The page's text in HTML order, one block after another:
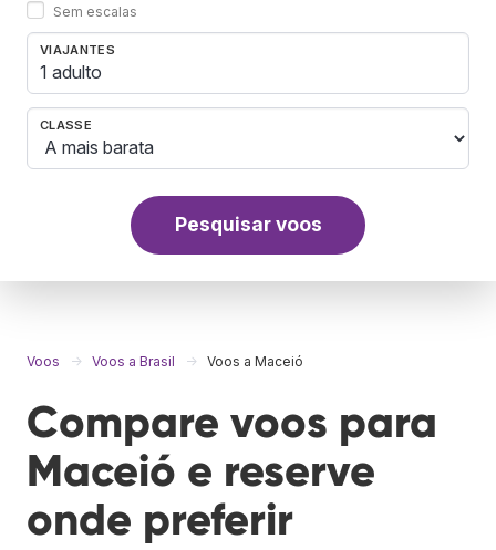
Sem escalas
VIAJANTES
1 adulto
CLASSE
Pesquisar voos
Voos Voos a Brasil Voos a Maceió
Compare voos para
Maceió e reserve
onde preferir